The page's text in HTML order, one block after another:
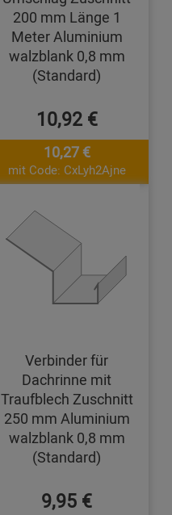
200 mm Länge 1
Meter Aluminium
walzblank 0,8 mm
(Standard)
10,92 €
10,27 €
mit Code: CxLyh2Ajne
Verbinder für
Dachrinne mit
Traufblech Zuschnitt
250 mm Aluminium
walzblank 0,8 mm
(Standard)
9,95 €